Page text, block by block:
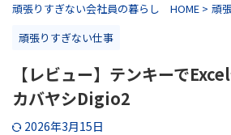
頑張りすぎない会社員の暮らし HOME > 頑
頑張りすぎない仕事
【レビュー】テンキーで
カバヤシDigio2
2026年3月15日